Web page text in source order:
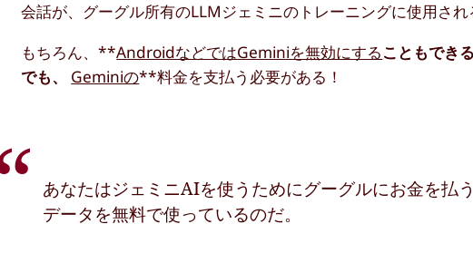
会話が、グーグル所有のLLMジェミニのトレーニングに使用され
もちろん、**AndroidなどではGeminiを無効にすることもでき
でも、
Geminiの**料金を支払う必要がある！
あなたはジェミニAIを使うためにグーグルにお金を
データを無料で使っているのだ。